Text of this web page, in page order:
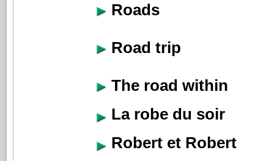
Roads
Road trip
The road within
La robe du soir
Robert et Robert